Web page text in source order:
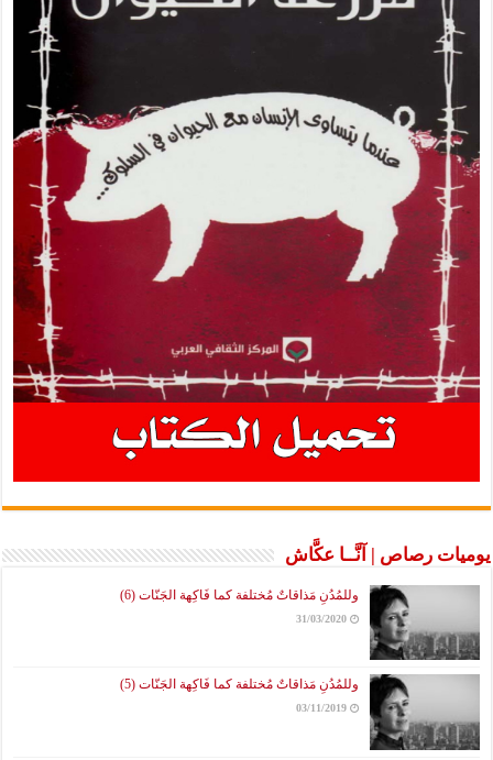
يوميات رصاص | آنَّــا عكَّاش
وللمُدُنِ مَذاقاتٌ مُختلفة كما فَاكِهة الجَنّات (6)
31/03/2020
وللمُدُنِ مَذاقاتٌ مُختلفة كما فَاكِهة الجَنّات (5)
03/11/2019